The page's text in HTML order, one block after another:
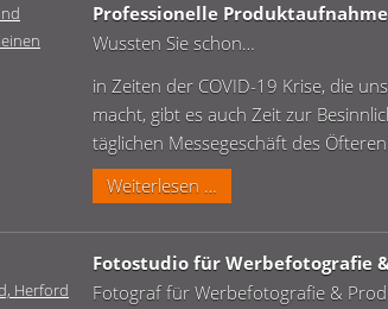
&
Produktfotografie
Professionelle
Wussten Sie schon…
in Zeiten der COVID-19 Krise, die
macht, gibt es auch Zeit zur
täglichen Messegeschäft des
Weiterlesen …
Makrobereich
Fotostudio für Werbefotografie
Fotograf für Werbefotografie &